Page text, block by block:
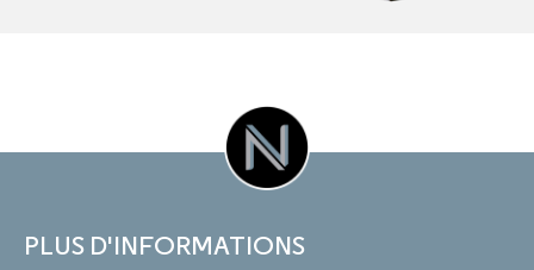
PLUS D'INFORMATIONS